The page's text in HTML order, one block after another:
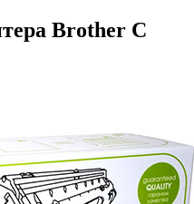
Brother C